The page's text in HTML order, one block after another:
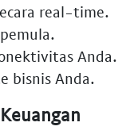
real-time.
Anda.
bisnis Anda.